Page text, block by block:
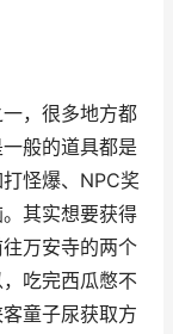
，很多地方都
般的道具都是
怪爆、NPC奖
其实想要获得
万安寺的两个
吃完西瓜憋不
童子尿获取方